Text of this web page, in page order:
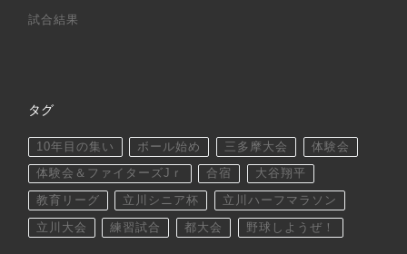
試合結果
タグ
10年目の集い ボール始め 三多摩大会 体験会
体験会＆ファイターズJｒ 合宿 大谷翔平
教育リーグ 立川シニア杯 立川ハーフマラソン
立川大会 練習試合 都大会 野球しようぜ！